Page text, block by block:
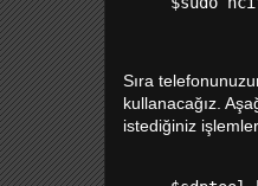
Sıra
kullanacağız.
istediğiniz